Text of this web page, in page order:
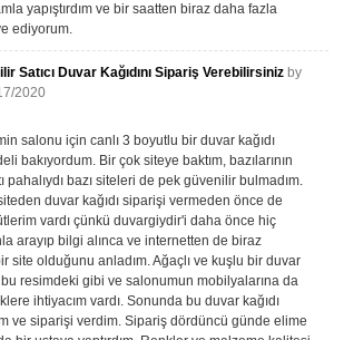
yapıştırdım ve bir saatten biraz daha fazla
ediyorum.
Satıcı Duvar Kağıdını Sipariş Verebilirsiniz by
2020
salonu için canlı 3 boyutlu bir duvar kağıdı
bakıyordum. Bir çok siteye baktım, bazılarının
pahalıydı bazı siteleri de pek güvenilir bulmadım.
duvar kağıdı siparişi vermeden önce de
vardı çünkü duvargiydir'i daha önce hiç
arayıp bilgi alınca ve internetten de biraz
site olduğunu anladım. Ağaçlı ve kuşlu bir duvar
bu resimdeki gibi ve salonumun mobilyalarına da
ihtiyacım vardı. Sonunda bu duvar kağıdı
ve siparişi verdim. Sipariş dördüncü günde elime